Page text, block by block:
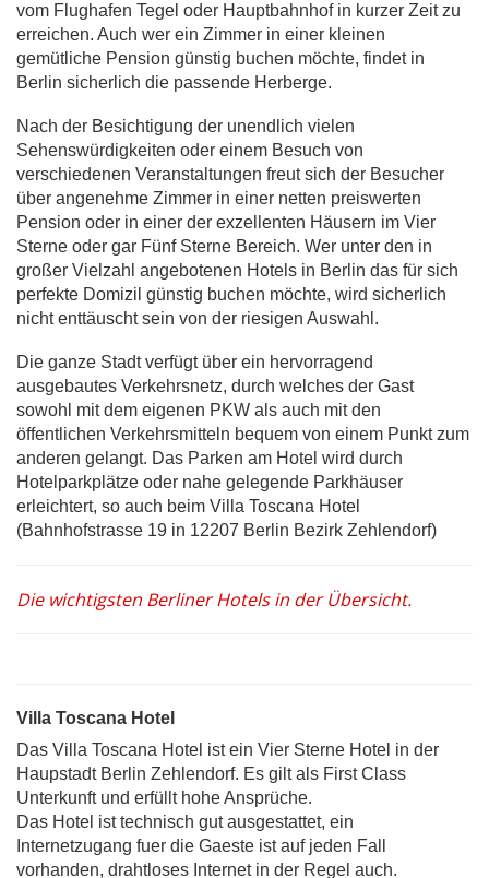
vom Flughafen Tegel oder Hauptbahnhof in kurzer Zeit zu
erreichen. Auch wer ein Zimmer in einer kleinen
gemütliche Pension günstig buchen möchte, findet in
Berlin sicherlich die passende Herberge.
Nach der Besichtigung der unendlich vielen
Sehenswürdigkeiten oder einem Besuch von
verschiedenen Veranstaltungen freut sich der Besucher
über angenehme Zimmer in einer netten preiswerten
Pension oder in einer der exzellenten Häusern im Vier
Sterne oder gar Fünf Sterne Bereich. Wer unter den in
großer Vielzahl angebotenen Hotels in Berlin das für sich
perfekte Domizil günstig buchen möchte, wird sicherlich
nicht enttäuscht sein von der riesigen Auswahl.
Die ganze Stadt verfügt über ein hervorragend
ausgebautes Verkehrsnetz, durch welches der Gast
sowohl mit dem eigenen PKW als auch mit den
öffentlichen Verkehrsmitteln bequem von einem Punkt zum
anderen gelangt. Das Parken am Hotel wird durch
Hotelparkplätze oder nahe gelegende Parkhäuser
erleichtert, so auch beim Villa Toscana Hotel
(Bahnhofstrasse 19 in 12207 Berlin Bezirk Zehlendorf)
Die wichtigsten Berliner Hotels in der Übersicht.
Villa Toscana Hotel
Das Villa Toscana Hotel ist ein Vier Sterne Hotel in der
Haupstadt Berlin Zehlendorf. Es gilt als First Class
Unterkunft und erfüllt hohe Ansprüche.
Das Hotel ist technisch gut ausgestattet, ein
Internetzugang fuer die Gaeste ist auf jeden Fall
vorhanden, drahtloses Internet in der Regel auch.